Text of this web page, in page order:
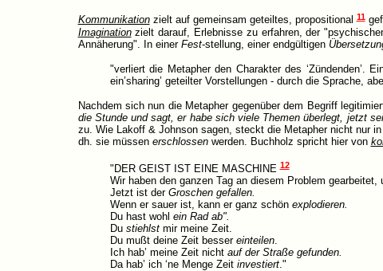
Kommunikationzielt auf gemeinsam geteiltes, propositional11
Imaginationzielt darauf, Erlebnisse zu erfahren, der
Annäherung". In einer Fest-stellung, einer endgültigen
"verliert die Metapher den Charakter des
ein’sharing’ geteilter Vorstellungen - durch die Sprache,
Nachdem sich nun die Metapher gegenüber dem Begriff
die Stunde und sagt, er habe sich viele Themen überlegt, jetzt
zu. Wie Lakoff & Johnson sagen, steckt die Metapher nicht nur
dh. sie müssen erschlossenwerden. Buchholz spricht hier von
"DER GEIST IST EINE MASCHINE12
Wir haben den ganzen Tag an diesem Problem gearbeitet,
Jetzt ist der Groschen gefallen.
Wenn er sauer ist, kann er ganz schön explodieren.
Du hast wohl ein Rad ab".
Du stiehlstmir meine Zeit.
Du mußt deine Zeit besser einteilen.
Ich hab’ meine Zeit nicht auf der Straße gefunden.
Da hab’ ich ‘ne Menge Zeit investiert."